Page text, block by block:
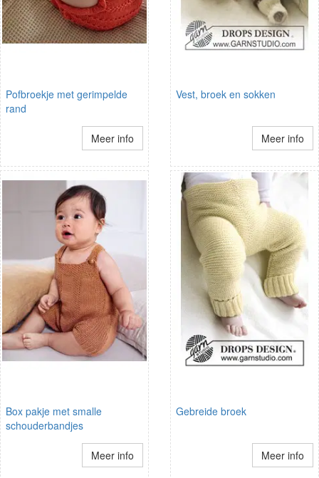
Pofbroekje met gerimpelde
rand
Meer info
Vest, broek en sokken
Meer info
Box pakje met smalle
schouderbandjes
Meer info
Gebreide broek
Meer info